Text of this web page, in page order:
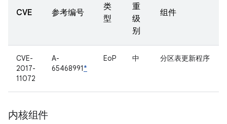
CVE 参考编号
类
型
重
级
别
组件
CVE-
2017-
11072
A-
65468991*
EoP 中 分区表更新程序
内核组件